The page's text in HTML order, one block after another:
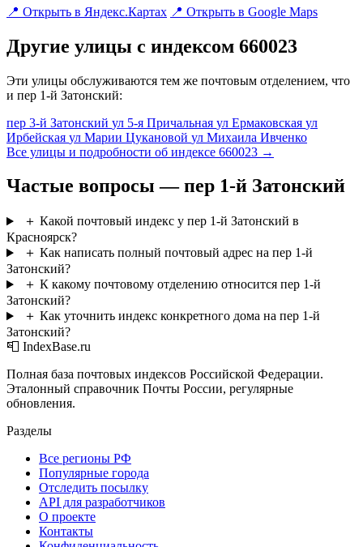
📍 Открыть в Яндекс.Картах 📍 Открыть в Google Maps
Другие улицы с индексом 660023
Эти улицы обслуживаются тем же почтовым отделением, что
и пер 1-й Затонский:
пер 3-й Затонский ул 5-я Причальная ул Ермаковская ул
Ирбейская ул Марии Цукановой ул Михаила Ивченко
Все улицы и подробности об индексе 660023 →
Частые вопросы — пер 1-й Затонский
＋ Какой почтовый индекс у пер 1-й Затонский в
Красноярск?
＋ Как написать полный почтовый адрес на пер 1-й
Затонский?
＋ К какому почтовому отделению относится пер 1-й
Затонский?
＋ Как уточнить индекс конкретного дома на пер 1-й
Затонский?
📮 IndexBase.ru
Полная база почтовых индексов Российской Федерации.
Эталонный справочник Почты России, регулярные
обновления.
Разделы
Все регионы РФ
Популярные города
Отследить посылку
API для разработчиков
О проекте
Контакты